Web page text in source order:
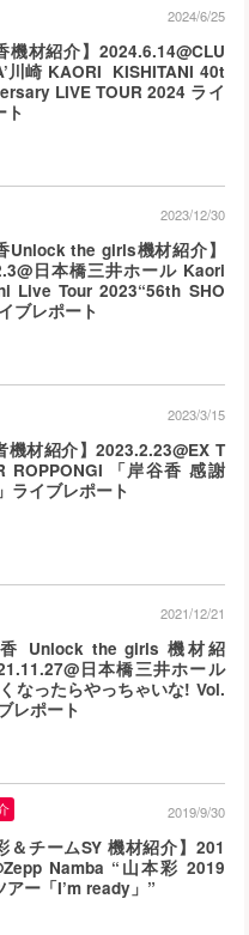
機材紹介】2024.6.14@CLU
川崎 KAORI KISHITANI 40t
LIVE TOUR 2024 ライ
ト
2024/6/25
Unlock the girls機材紹介】
日本橋三井ホール Kaori
Live Tour 2023“56th SHO
ブレポート
2023/12/30
機材紹介】2023.2.23@EX T
ROPPONGI 「岸谷香 感謝
ライブレポート
2023/3/15
香 Unlock the girls 機材紹
日本橋三井ホール
なったらやっちゃいな! Vol.
レポート
2021/12/21
＆チームSY 機材紹介】201
Namba “山本彩 2019
アー「I’m ready」”
2019/9/30